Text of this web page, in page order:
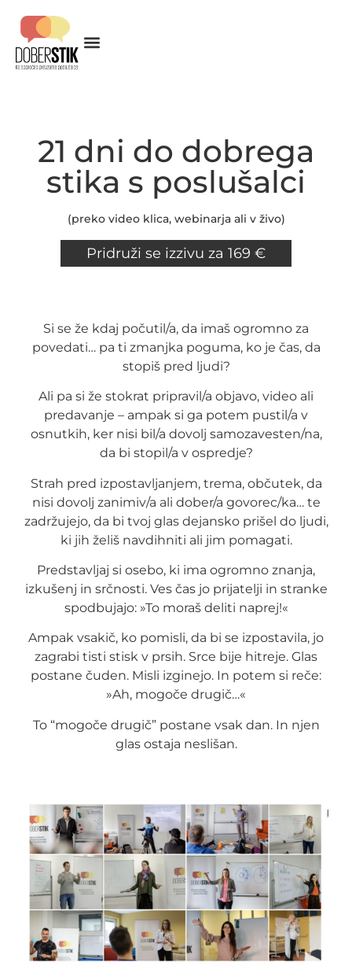
21 dni do dobrega
stika s poslušalci
(preko video klica, webinarja ali v živo)
Pridruži se izzivu za 169 €
Si se že kdaj počutil/a, da imaš ogromno za
povedati… pa ti zmanjka poguma, ko je čas, da
stopiš pred ljudi?
Ali pa si že stokrat pripravil/a objavo, video ali
predavanje – ampak si ga potem pustil/a v
osnutkih, ker nisi bil/a dovolj samozavesten/na,
da bi stopil/a v ospredje?
Strah pred izpostavljanjem, trema, občutek, da
nisi dovolj zanimiv/a ali dober/a govorec/ka… te
zadržujejo, da bi tvoj glas dejansko prišel do ljudi,
ki jih želiš navdihniti ali jim pomagati.
Predstavljaj si osebo, ki ima ogromno znanja,
izkušenj in srčnosti. Ves čas jo prijatelji in stranke
spodbujajo: »To moraš deliti naprej!«
Ampak vsakič, ko pomisli, da bi se izpostavila, jo
zagrabi tisti stisk v prsih. Srce bije hitreje. Glas
postane čuden. Misli izginejo. In potem si reče:
»Ah, mogoče drugič…«
To “mogoče drugič” postane vsak dan. In njen
glas ostaja neslišan.